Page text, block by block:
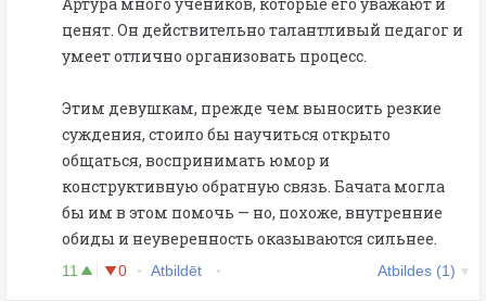
ценят. Он действительно талантливый педагог и
умеет отлично организовать процесс.
Этим девушкам, прежде чем выносить резкие
суждения, стоило бы научиться открыто
общаться, воспринимать юмор и
конструктивную обратную связь. Бачата могла
бы им в этом помочь — но, похоже, внутренние
обиды и неуверенность оказываются сильнее.
11 0 Atbildēt Atbildes (1)